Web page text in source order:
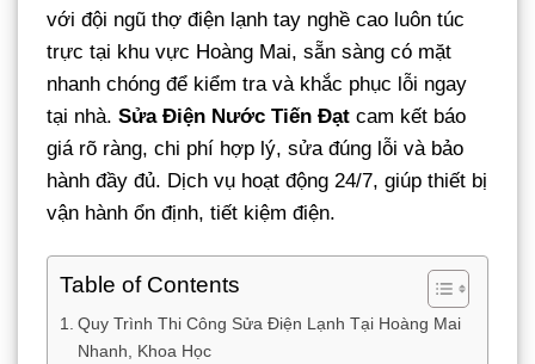
với đội ngũ thợ điện lạnh tay nghề cao luôn túc
trực tại khu vực Hoàng Mai, sẵn sàng có mặt
nhanh chóng để kiểm tra và khắc phục lỗi ngay
tại nhà. Sửa Điện Nước Tiến Đạt cam kết báo
giá rõ ràng, chi phí hợp lý, sửa đúng lỗi và bảo
hành đầy đủ. Dịch vụ hoạt động 24/7, giúp thiết bị
vận hành ổn định, tiết kiệm điện.
Table of Contents
Quy Trình Thi Công Sửa Điện Lạnh Tại Hoàng Mai
Nhanh, Khoa Học